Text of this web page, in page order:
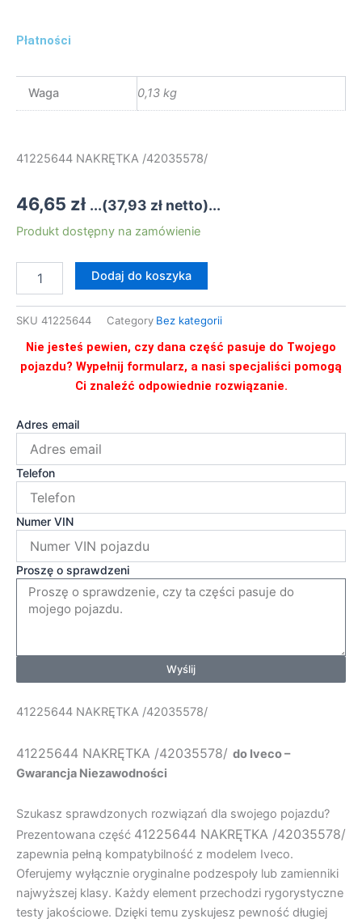
Płatności
Waga 0,13 kg
41225644 NAKRĘTKA /42035578/
46,65 zł ...(37,93 zł netto)...
Produkt dostępny na zamówienie
ilość
NAKRĘTKA
/42035578/
Dodaj do koszyka
SKU 41225644 Category Bez kategorii
Nie jesteś pewien, czy dana część pasuje do Twojego
pojazdu? Wypełnij formularz, a nasi specjaliści pomogą
Ci znaleźć odpowiednie rozwiązanie.
Adres email
Telefon
Numer VIN
Proszę o sprawdzeni
Wyślij
41225644 NAKRĘTKA /42035578/
41225644 NAKRĘTKA /42035578/ do Iveco –
Gwarancja Niezawodności
Szukasz sprawdzonych rozwiązań dla swojego pojazdu?
Prezentowana część 41225644 NAKRĘTKA /42035578/
zapewnia pełną kompatybilność z modelem Iveco.
Oferujemy wyłącznie oryginalne podzespoły lub zamienniki
najwyższej klasy. Każdy element przechodzi rygorystyczne
testy jakościowe. Dzięki temu zyskujesz pewność długiej